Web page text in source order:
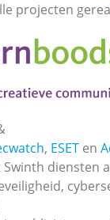
projecten
, ESET en
Swinth diensten